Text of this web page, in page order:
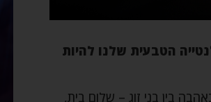
הטבעית שלנו להיות
בין בני זוג – שלום בית,